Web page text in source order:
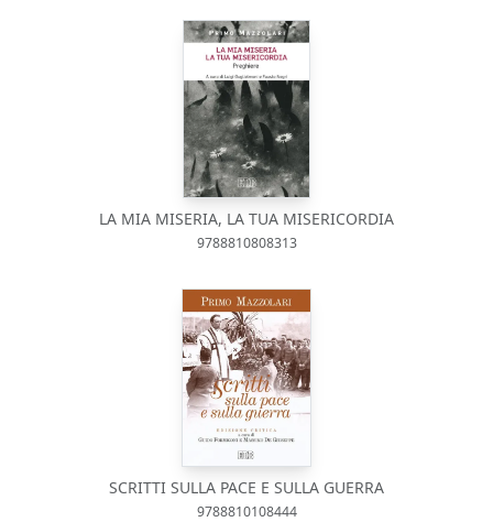
LA MIA MISERIA, LA TUA MISERICORDIA
9788810808313
SCRITTI SULLA PACE E SULLA GUERRA
9788810108444